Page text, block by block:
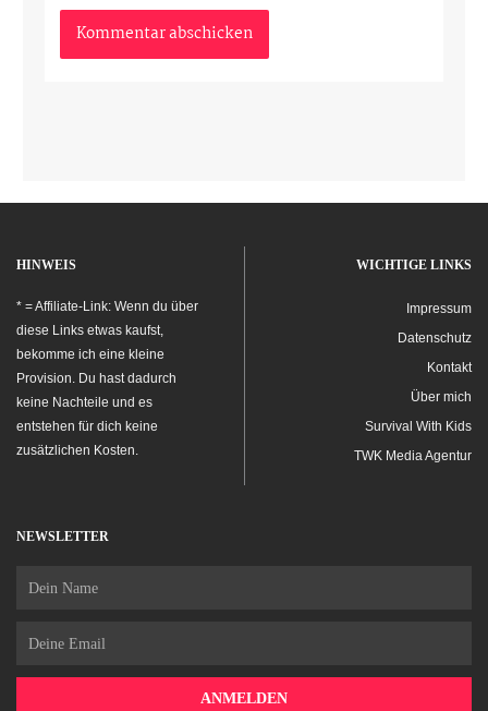
HINWEIS
* = Affiliate-Link: Wenn du über
diese Links etwas kaufst,
bekomme ich eine kleine
Provision. Du hast dadurch
keine Nachteile und es
entstehen für dich keine
zusätzlichen Kosten.
WICHTIGE LINKS
Impressum
Datenschutz
Kontakt
Über mich
Survival With Kids
TWK Media Agentur
NEWSLETTER
Name
Email
ANMELDEN